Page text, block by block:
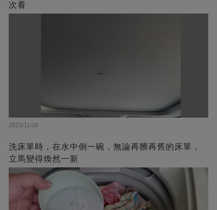
次看​
2025/11/18
洗床單時，在水中倒一碗，無論再髒再舊的床單，
立馬變得煥然一新